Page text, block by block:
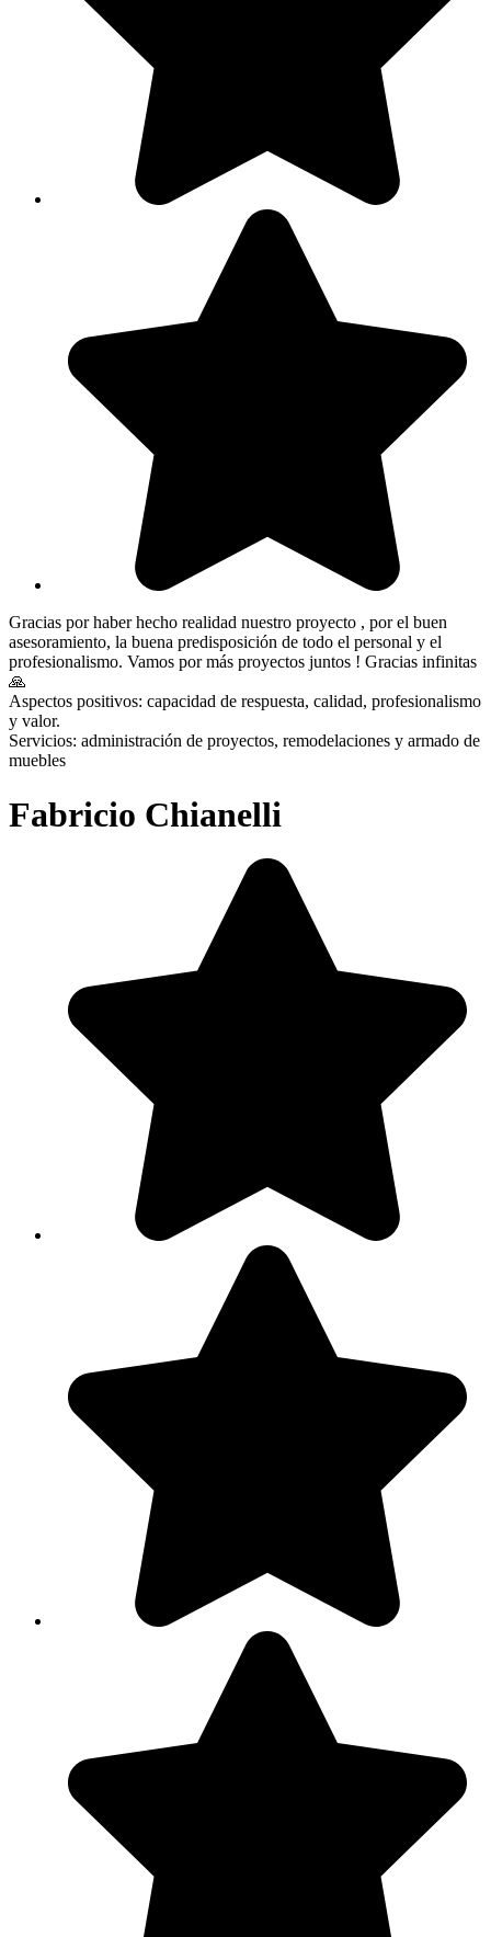
Gracias por haber hecho realidad nuestro proyecto , por el buen
asesoramiento, la buena predisposición de todo el personal y el
profesionalismo. Vamos por más proyectos juntos ! Gracias infinitas
🙏
Aspectos positivos: capacidad de respuesta, calidad, profesionalismo
y valor.
Servicios: administración de proyectos, remodelaciones y armado de
muebles
Fabricio Chianelli